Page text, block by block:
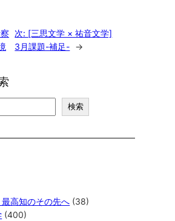
次: [三思文学 × 祐音文学]
3月課題-補足- →
検索
高知のその先へ (38)
(400)